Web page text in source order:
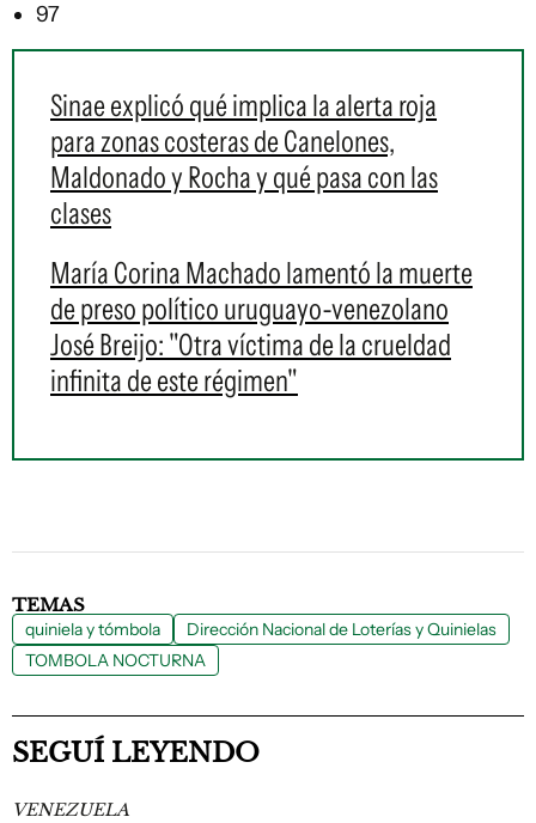
97
Sinae explicó qué implica la alerta roja
para zonas costeras de Canelones,
Maldonado y Rocha y qué pasa con las
clases
María Corina Machado lamentó la muerte
de preso político uruguayo-venezolano
José Breijo: "Otra víctima de la crueldad
infinita de este régimen"
TEMAS
quiniela y tómbola
Dirección Nacional de Loterías y Quinielas
TOMBOLA NOCTURNA
SEGUÍ LEYENDO
VENEZUELA